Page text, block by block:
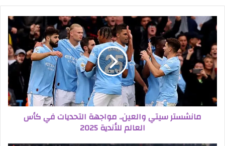
مانشستر سيتي والعين.. مواجهة التحديات في كأس
العالم للأندية 2025